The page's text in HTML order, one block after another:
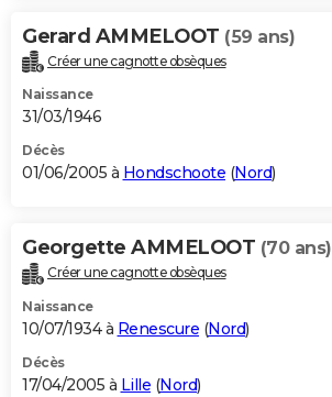
Gerard AMMELOOT (59 ans)
Créer une cagnotte obsèques
Naissance
31/03/1946
Décès
01/06/2005 à Hondschoote (Nord)
Georgette AMMELOOT (70 ans)
Créer une cagnotte obsèques
Naissance
10/07/1934 à Renescure (Nord)
Décès
17/04/2005 à Lille (Nord)